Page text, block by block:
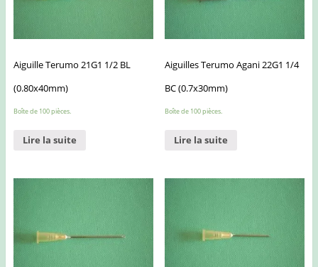
Aiguille Terumo 21G1 1/2 BL
(0.80x40mm)
Boîte de 100 pièces.
Lire la suite
Aiguilles Terumo Agani 22G1 1/4
BC (0.7x30mm)
Boîte de 100 pièces.
Lire la suite